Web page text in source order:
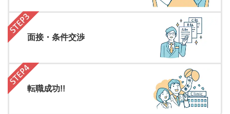
面接・条件交渉
転職成功!!